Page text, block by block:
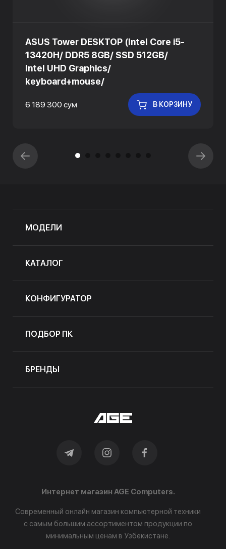
ASUS Tower DESKTOP (Intel Core i5-
13420H/ DDR5 8GB/ SSD 512GB/
Intel UHD Graphics/
keyboard+mouse/
6 189 300 сум В КОРЗИНУ
МОДЕЛИ
КАТАЛОГ
КОНФИГУРАТОР
ПОДБОР ПК
БРЕНДЫ
Интернет магазин AGE Computers.
Современный онлайн магазин компьютерной техники
с самым большим ассортиментом продукции по
минимальным ценам в Узбекистане.